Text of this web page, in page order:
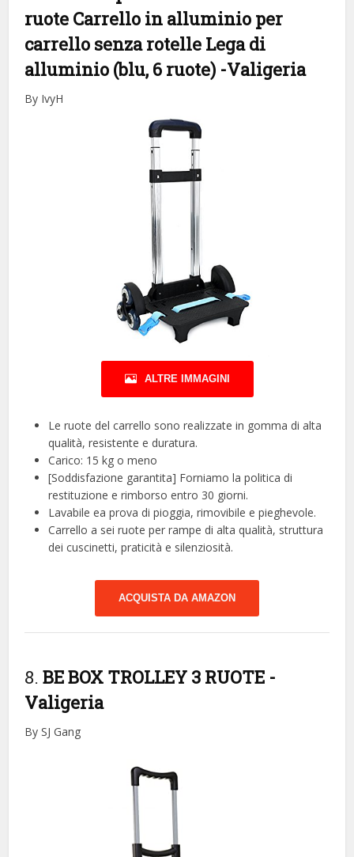
ruote Carrello in alluminio per
carrello senza rotelle Lega di
alluminio (blu, 6 ruote) -Valigeria
By IvyH
ALTRE IMMAGINI
Le ruote del carrello sono realizzate in gomma di alta
qualità, resistente e duratura.
Carico: 15 kg o meno
[Soddisfazione garantita] Forniamo la politica di
restituzione e rimborso entro 30 giorni.
Lavabile ea prova di pioggia, rimovibile e pieghevole.
Carrello a sei ruote per rampe di alta qualità, struttura
dei cuscinetti, praticità e silenziosità.
ACQUISTA DA AMAZON
8.BE BOX TROLLEY 3 RUOTE -
Valigeria
By SJ Gang